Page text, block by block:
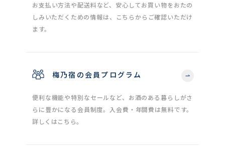
お支払い方法や配送料など、安心してお買い物をおたの
しみいただくための情報は、こちらからご確認いただけ
ます。
梅乃宿の会員プログラム
便利な機能や特別なセールなど、お酒のある暮らしがさ
らに豊かになる会員制度。入会費・年間費は無料です。
詳しくはこちら。